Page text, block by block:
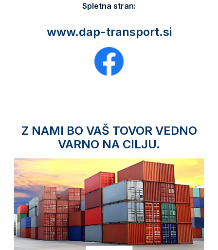
Spletna stran:
www.dap-transport.si
Z NAMI BO VAŠ TOVOR VEDNO
VARNO NA CILJU.